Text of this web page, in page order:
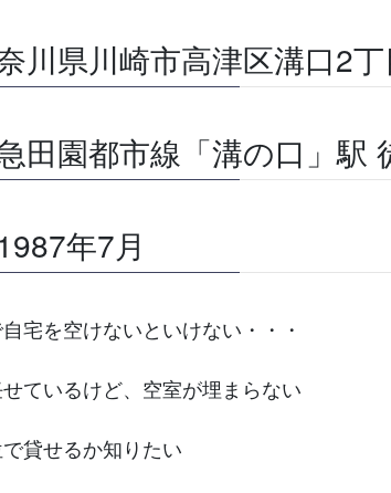
川県川崎市高津区溝口2丁
田園都市線「溝の口」駅
年7月
宅を空けないといけない・・・
ているけど、空室が埋まらない
貸せるか知りたい